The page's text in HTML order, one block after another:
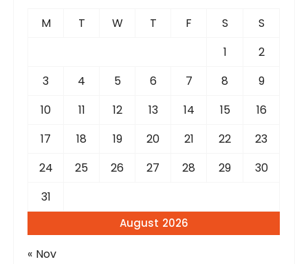
August 2026
M T W T F S
S
1
2
3
4 5 6 7 8
9
10
11 12 13 14 15
16
17
18 19 20 21 22
23
24
25 26 27 28 29
30
31
« Nov